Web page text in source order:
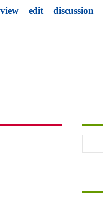
view edit discussion